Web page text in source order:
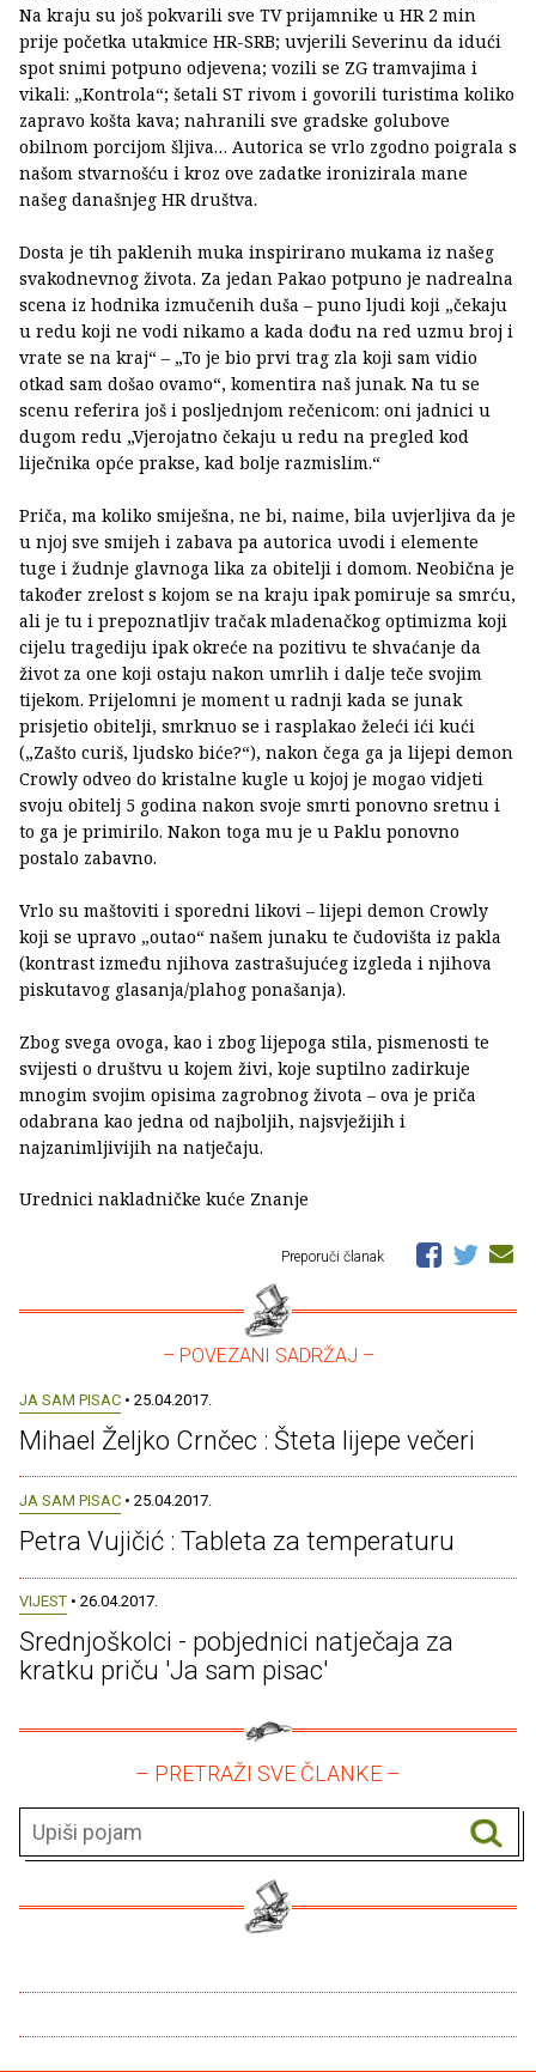
Na kraju su još pokvarili sve TV prijamnike u HR 2 min
prije početka utakmice HR-SRB; uvjerili Severinu da idući
spot snimi potpuno odjevena; vozili se ZG tramvajima i
vikali: „Kontrola“; šetali ST rivom i govorili turistima koliko
zapravo košta kava; nahranili sve gradske golubove
obilnom porcijom šljiva… Autorica se vrlo zgodno poigrala s
našom stvarnošću i kroz ove zadatke ironizirala mane
našeg današnjeg HR društva.
Dosta je tih paklenih muka inspirirano mukama iz našeg
svakodnevnog života. Za jedan Pakao potpuno je nadrealna
scena iz hodnika izmučenih duša – puno ljudi koji „čekaju
u redu koji ne vodi nikamo a kada dođu na red uzmu broj i
vrate se na kraj“ – „To je bio prvi trag zla koji sam vidio
otkad sam došao ovamo“, komentira naš junak. Na tu se
scenu referira još i posljednjom rečenicom: oni jadnici u
dugom redu „Vjerojatno čekaju u redu na pregled kod
liječnika opće prakse, kad bolje razmislim.“
Priča, ma koliko smiješna, ne bi, naime, bila uvjerljiva da je
u njoj sve smijeh i zabava pa autorica uvodi i elemente
tuge i žudnje glavnoga lika za obitelji i domom. Neobična je
također zrelost s kojom se na kraju ipak pomiruje sa smrću,
ali je tu i prepoznatljiv tračak mladenačkog optimizma koji
cijelu tragediju ipak okreće na pozitivu te shvaćanje da
život za one koji ostaju nakon umrlih i dalje teče svojim
tijekom. Prijelomni je moment u radnji kada se junak
prisjetio obitelji, smrknuo se i rasplakao želeći ići kući
(„Zašto curiš, ljudsko biće?“), nakon čega ga ja lijepi demon
Crowly odveo do kristalne kugle u kojoj je mogao vidjeti
svoju obitelj 5 godina nakon svoje smrti ponovno sretnu i
to ga je primirilo. Nakon toga mu je u Paklu ponovno
postalo zabavno.
Vrlo su maštoviti i sporedni likovi – lijepi demon Crowly
koji se upravo „outao“ našem junaku te čudovišta iz pakla
(kontrast između njihova zastrašujućeg izgleda i njihova
piskutavog glasanja/plahog ponašanja).
Zbog svega ovoga, kao i zbog lijepoga stila, pismenosti te
svijesti o društvu u kojem živi, koje suptilno zadirkuje
mnogim svojim opisima zagrobnog života – ova je priča
odabrana kao jedna od najboljih, najsvježijih i
najzanimljivijih na natječaju.
Urednici nakladničke kuće Znanje
Preporuči članak
– POVEZANI SADRŽAJ –
JA SAM PISAC • 25.04.2017.
Mihael Željko Crnčec : Šteta lijepe večeri
JA SAM PISAC • 25.04.2017.
Petra Vujičić : Tableta za temperaturu
VIJEST • 26.04.2017.
Srednjoškolci - pobjednici natječaja za
kratku priču 'Ja sam pisac'
– PRETRAŽI SVE ČLANKE –